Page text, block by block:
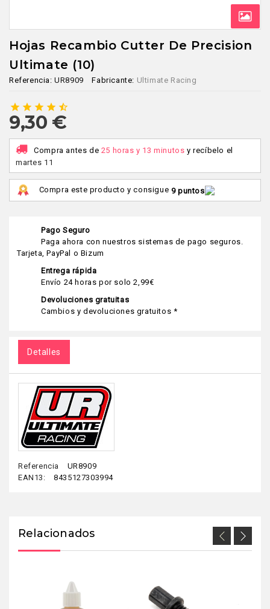
Hojas Recambio Cutter De Precision
Ultimate (10)
Referencia: UR8909 Fabricante: Ultimate Racing
star star star star star_half
9,30 €
Compra antes de 25 horas y 13 minutos y recíbelo el
martes 11
Compra este producto y consigue 9 puntos
Pago Seguro
Paga ahora con nuestros sistemas de pago seguros.
Tarjeta, PayPal o Bizum
Entrega rápida
Envío 24 horas por solo 2,99€
Devoluciones gratuitas
Cambios y devoluciones gratuitos *
Detalles
Referencia
UR8909
EAN13:
8435127303994
Relacionados